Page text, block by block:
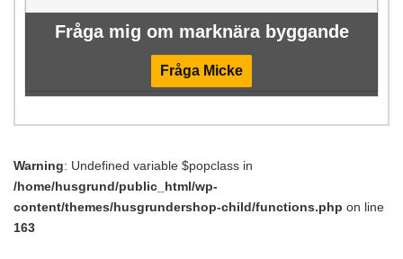
Fråga mig om marknära byggande
Fråga Micke
Warning: Undefined variable $popclass in
/home/husgrund/public_html/wp-
content/themes/husgrundershop-child/functions.php on line
163